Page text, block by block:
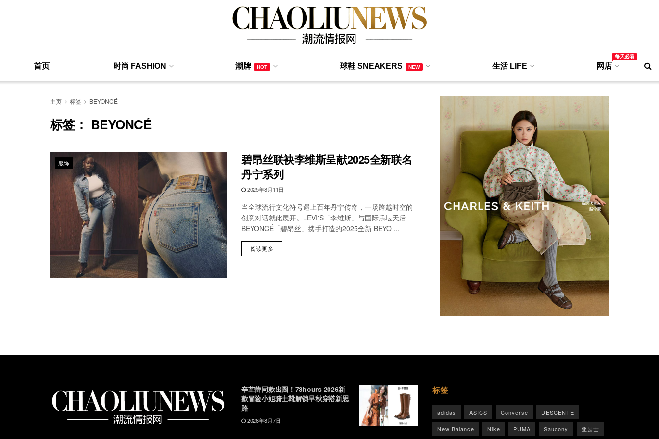
首页 时尚 FASHION 潮牌 HOT 球鞋 SNEAKERS NEW 生活 LIFE 网店
每天必看
主页 标签 BEYONCÉ
标签： BEYONCÉ
服饰
碧昂丝联袂李维斯呈献2025全新联名
丹宁系列
2025年8月11日
当全球流行文化符号遇上百年丹宁传奇，一场跨越时空的
创意对话就此展开。LEVI'S「李维斯」与国际乐坛天后
BEYONCÉ「碧昂丝」携手打造的2025全新 BEYO ...
阅读更多
辛芷蕾同款出圈！73hours 2026新
款冒险小姐骑士靴解锁早秋穿搭新思
路
2026年8月7日
标签
adidas ASICS Converse DESCENTE
New Balance Nike PUMA Saucony 亚瑟士